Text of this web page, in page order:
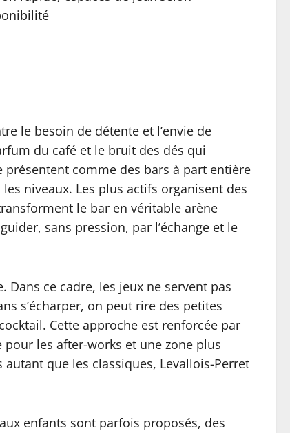
le besoin de détente et l’envie de
du café et le bruit des dés qui
comme des bars à part entière
niveaux. Les plus actifs organisent des
le bar en véritable arène
sans pression, par l’échange et le
ce cadre, les jeux ne servent pas
s’écharper, on peut rire des petites
Cette approche est renforcée par
les after-works et une zone plus
que les classiques, Levallois-Perret
enfants sont parfois proposés, des